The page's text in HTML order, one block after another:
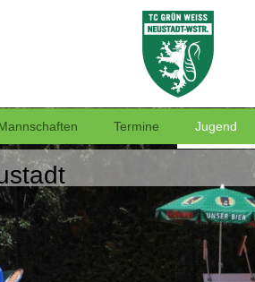
Termine Jugend